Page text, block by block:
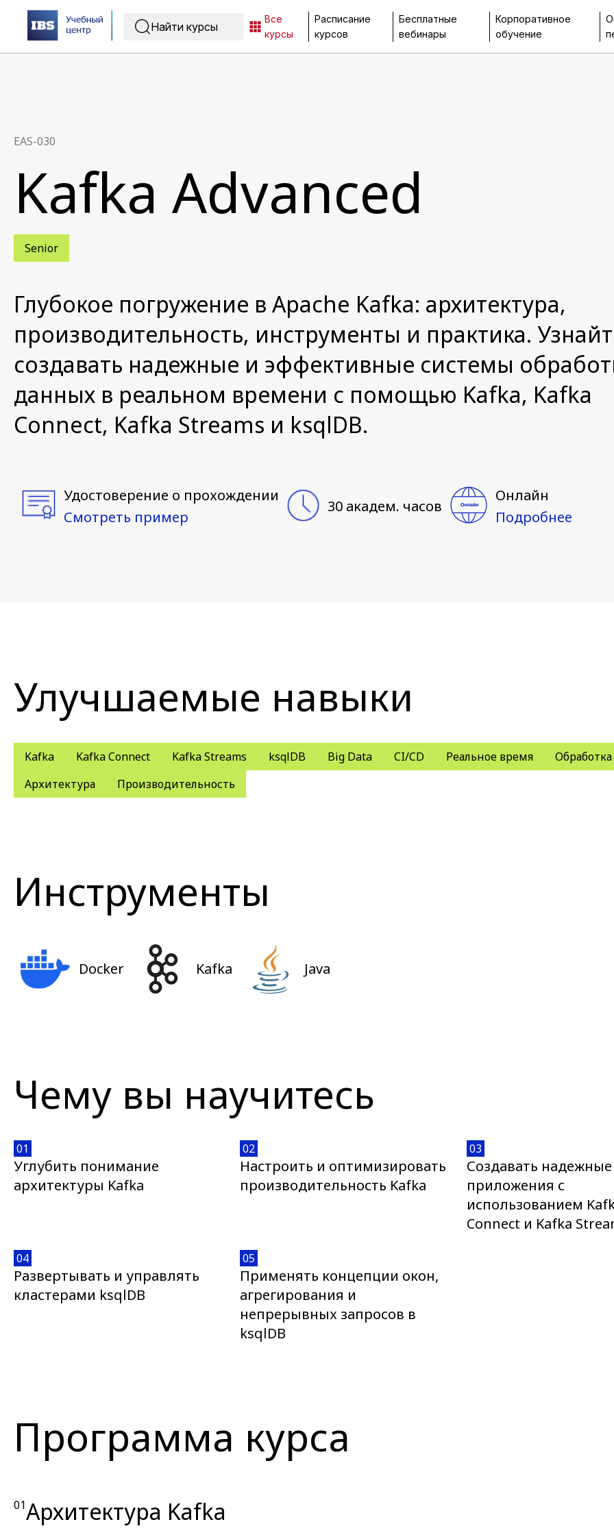
Все
курсы
Расписание
курсов
Бесплатные
вебинары
Корпоративное
обучение
EAS-030
Kafka Advanced
Senior
Глубокое погружение в Apache Kafka: архитектура,
производительность, инструменты и практика.
создавать надежные и эффективные системы
данных в реальном времени с помощью Kafka, Kafka
Connect, Kafka Streams и ksqlDB.
Удостоверение о прохождении
Смотреть пример
30 академ. часов
Онлайн
Подробнее
Улучшаемые навыки
Kafka Kafka Connect Kafka Streams ksqlDB Big Data CI/CD Реальное время
Архитектура
Производительность
Инструменты
Docker Kafka Java
Чему вы научитесь
01
Углубить понимание
архитектуры Kafka
02
Настроить и оптимизировать
производительность Kafka
03
Создавать надежные
приложения с
использованием
Connect и Kafka
04
Развертывать и управлять
кластерами ksqlDB
05
Применять концепции окон,
агрегирования и
непрерывных запросов в
ksqlDB
Программа курса
01Архитектура Kafka